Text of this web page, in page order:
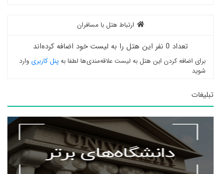
ارتباط هتل با مسافران
تعداد 0 نفر این هتل را به لیست خود اضافه کرده‌اند
برای اضافه کردن این هتل به لیست علاقه‌مندی‌ها لطفا بهپنل کاربری وارد
شوید
تبلیغات